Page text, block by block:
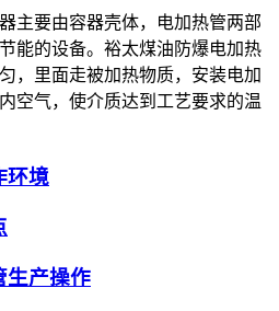
主要由容器壳体，电加热管两部
能的设备。裕太煤油防爆电加热
，里面走被加热物质，安装电加
空气，使介质达到工艺要求的温
环境
生产操作